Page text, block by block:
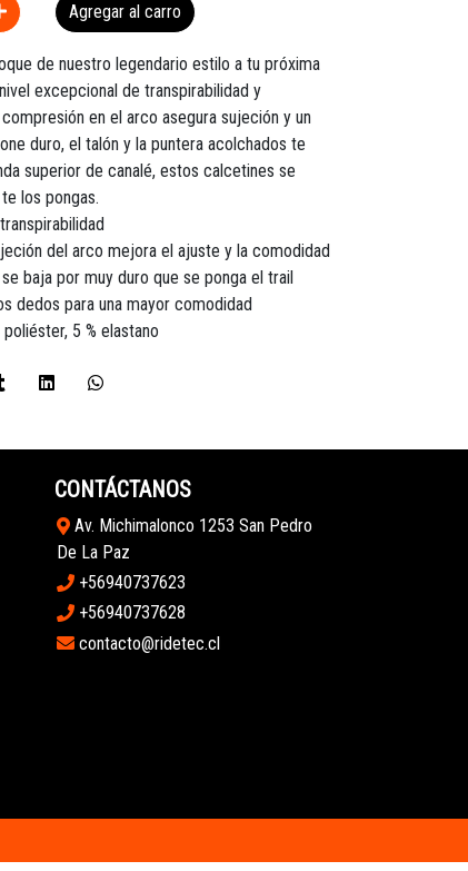
Agregar al carro
de nuestro legendario estilo a tu próxima
excepcional de transpirabilidad y
en el arco asegura sujeción y un
duro, el talón y la puntera acolchados te
superior de canalé, estos calcetines se
los pongas.
del arco mejora el ajuste y la comodidad
baja por muy duro que se ponga el trail
dedos para una mayor comodidad
poliéster, 5 % elastano
CONTÁCTANOS
Av. Michimalonco 1253 San Pedro
De La Paz
+56940737623
+56940737628
contacto@ridetec.cl